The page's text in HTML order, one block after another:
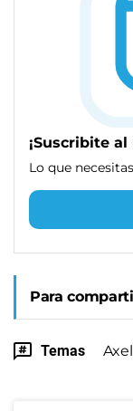
¡Suscribite
Lo que
Para
Temas